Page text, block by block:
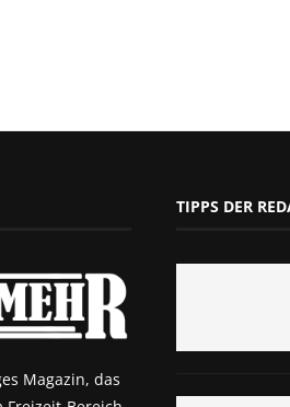
Magazin, das
TIPPS DER